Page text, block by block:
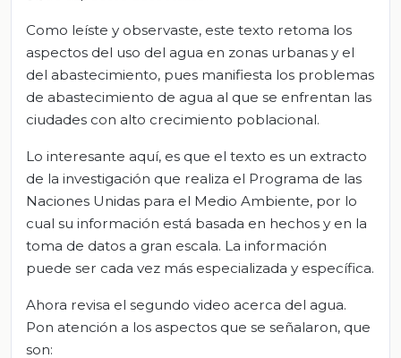
Como leíste y observaste, este texto retoma los
aspectos del uso del agua en zonas urbanas y el
del abastecimiento, pues manifiesta los problemas
de abastecimiento de agua al que se enfrentan las
ciudades con alto crecimiento poblacional.
Lo interesante aquí, es que el texto es un extracto
de la investigación que realiza el Programa de las
Naciones Unidas para el Medio Ambiente, por lo
cual su información está basada en hechos y en la
toma de datos a gran escala. La información
puede ser cada vez más especializada y específica.
Ahora revisa el segundo video acerca del agua.
Pon atención a los aspectos que se señalaron, que
son: